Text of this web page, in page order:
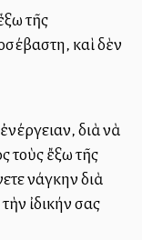
τῆς
καὶ δὲν
διὰ νὰ
τοὺς ἔξω τῆς
ἀνάγκην διὰ
ἰδικήν σας